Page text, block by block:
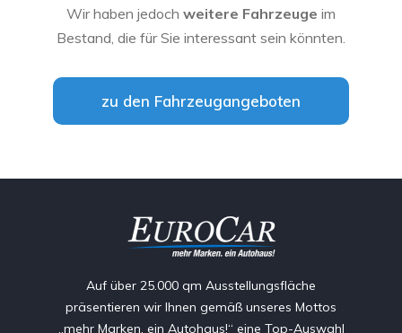
Wir haben jedoch weitere Fahrzeuge im
Bestand, die für Sie interessant sein könnten.
zu den Fahrzeugangeboten
Auf über 25.000 qm Ausstellungsfläche
präsentieren wir Ihnen gemäß unseres Mottos
„mehr Marken, ein Autohaus!“ eine Top-Auswahl